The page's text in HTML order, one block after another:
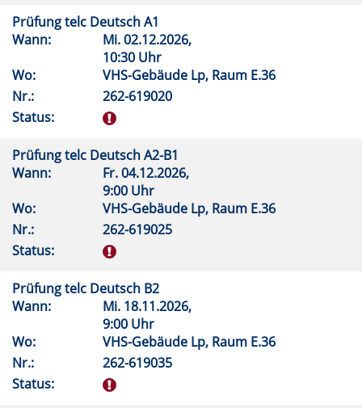
Prüfung telc Deutsch A1
Wann:
Mi.02.12.2026,
10:30 Uhr
Wo:
VHS-Gebäude Lp, Raum E.36
Nr.:
262-619020
Status:
Prüfung telc Deutsch A2-B1
Wann:
Fr.04.12.2026,
9:00 Uhr
Wo:
VHS-Gebäude Lp, Raum E.36
Nr.:
262-619025
Status:
Prüfung telc Deutsch B2
Wann:
Mi. 18.11.2026,
9:00 Uhr
Wo:
VHS-Gebäude Lp, Raum E.36
Nr.:
262-619035
Status: